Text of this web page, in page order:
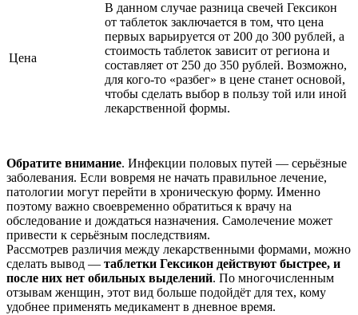
Цена
В данном случае разница свечей Гексикон
от таблеток заключается в том, что цена
первых варьируется от 200 до 300 рублей, а
стоимость таблеток зависит от региона и
составляет от 250 до 350 рублей. Возможно,
для кого-то «разбег» в цене станет основой,
чтобы сделать выбор в пользу той или иной
лекарственной формы.
Обратите внимание. Инфекции половых путей — серьёзные
заболевания. Если вовремя не начать правильное лечение,
патологии могут перейти в хроническую форму. Именно
поэтому важно своевременно обратиться к врачу на
обследование и дождаться назначения. Самолечение может
привести к серьёзным последствиям.
Рассмотрев различия между лекарственными формами, можно
сделать вывод — таблетки Гексикон действуют быстрее, и
после них нет обильных выделений. По многочисленным
отзывам женщин, этот вид больше подойдёт для тех, кому
удобнее применять медикамент в дневное время.